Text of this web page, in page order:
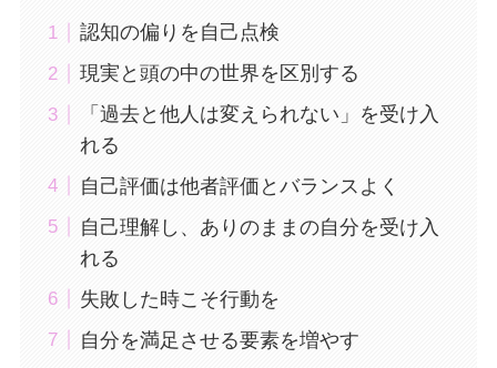
認知の偏りを自己点検
現実と頭の中の世界を区別する
「過去と他人は変えられない」を受け入
れる
自己評価は他者評価とバランスよく
自己理解し、ありのままの自分を受け入
れる
失敗した時こそ行動を
自分を満足させる要素を増やす